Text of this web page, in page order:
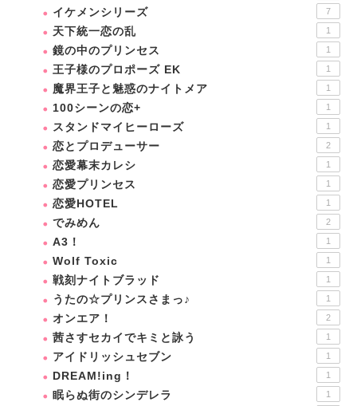
イケメンシリーズ 7
天下統一恋の乱 1
鏡の中のプリンセス 1
王子様のプロポーズ EK 1
魔界王子と魅惑のナイトメア 1
100シーンの恋+ 1
スタンドマイヒーローズ 1
恋とプロデューサー 2
恋愛幕末カレシ 1
恋愛プリンセス 1
恋愛HOTEL 1
でみめん 2
A3！ 1
Wolf Toxic 1
戦刻ナイトブラッド 1
うたの☆プリンスさまっ♪ 1
オンエア！ 2
茜さすセカイでキミと詠う 1
アイドリッシュセブン 1
DREAM!ing！ 1
眠らぬ街のシンデレラ 1